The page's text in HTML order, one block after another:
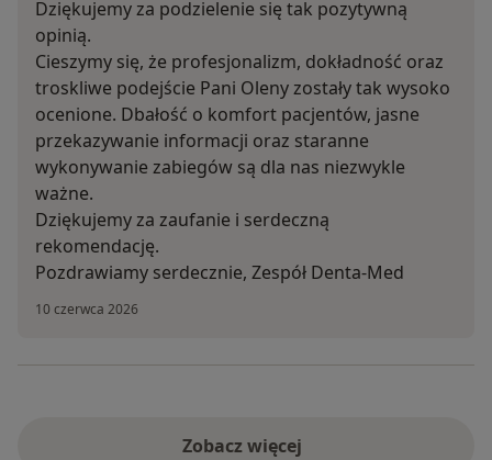
Dziękujemy za podzielenie się tak pozytywną
opinią.
Cieszymy się, że profesjonalizm, dokładność oraz
troskliwe podejście Pani Oleny zostały tak wysoko
ocenione. Dbałość o komfort pacjentów, jasne
przekazywanie informacji oraz staranne
wykonywanie zabiegów są dla nas niezwykle
ważne.
Dziękujemy za zaufanie i serdeczną
rekomendację.
Pozdrawiamy serdecznie, Zespół Denta-Med
10 czerwca 2026
Zobacz więcej